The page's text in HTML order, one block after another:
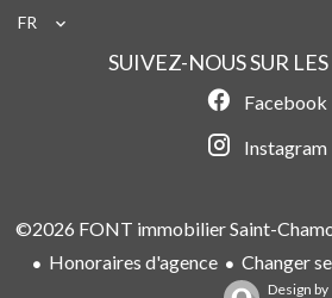
FR
SUIVEZ-NOUS SUR
Facebook
Instagram
©2026 FONT immobilier Saint-
Honoraires d'agence
Changer
Design by